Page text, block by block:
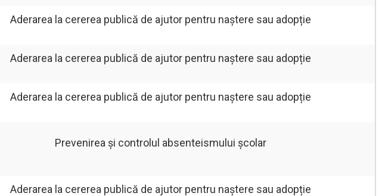
Aderarea la cererea publică de ajutor pentru naștere sau adopție
Aderarea la cererea publică de ajutor pentru naștere sau adopție
Aderarea la cererea publică de ajutor pentru naștere sau adopție
Prevenirea și controlul absenteismului școlar
Aderarea la cererea publică de ajutor pentru naștere sau adopție